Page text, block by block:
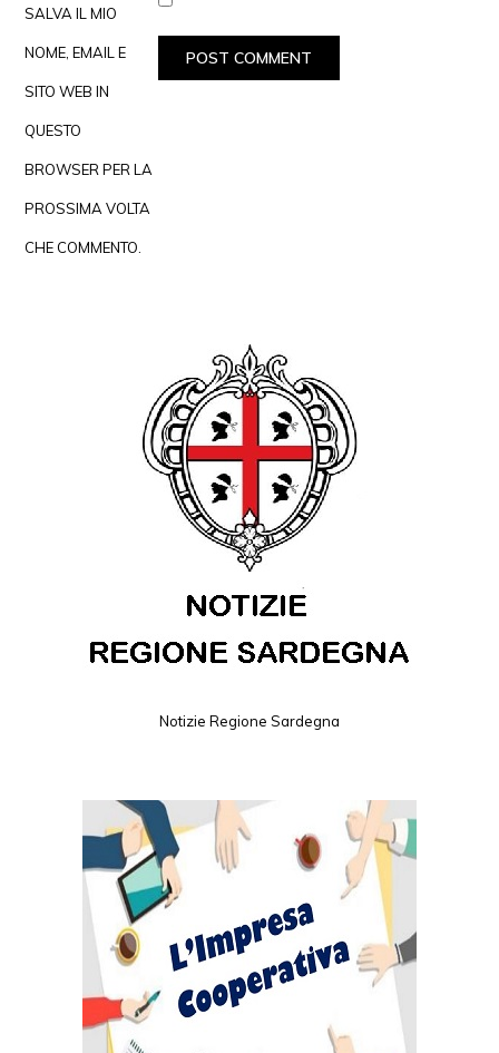
SALVA IL MIO
NOME, EMAIL E
SITO WEB IN
QUESTO
BROWSER PER LA
PROSSIMA VOLTA
CHE COMMENTO.
Notizie Regione Sardegna